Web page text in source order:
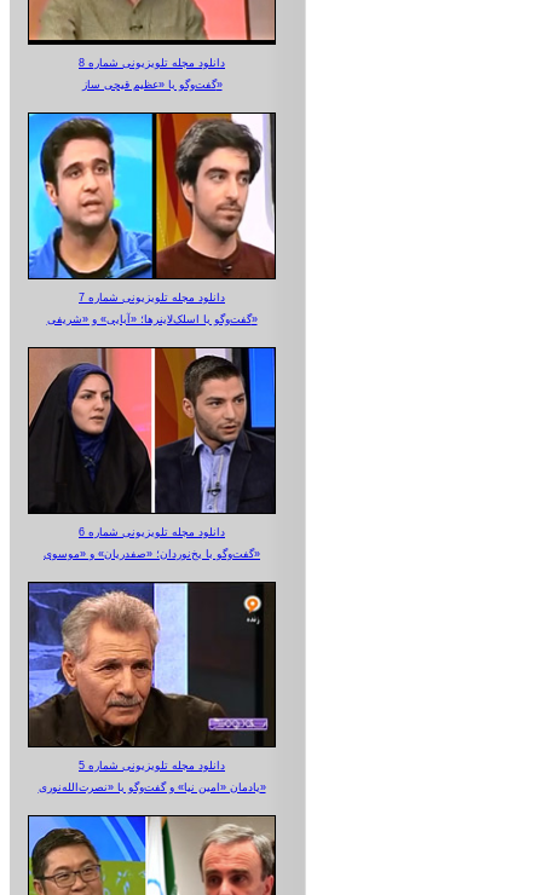
دانلود مجله تلویزیونی شماره 8
گفت‌وگو با «عظیم قیچی ساز»
دانلود مجله تلویزیونی شماره 7
گفت‌وگو با اسلک‌لاینرها؛ «آبایی» و «شریفی»
دانلود مجله تلویزیونی شماره 6
گفت‌وگو با یخ‌نوردان؛ «صفدریان» و «موسوی»
دانلود مجله تلویزیونی شماره 5
یادمان «امین نیا» و گفت‌وگو با «نصرت‌الله‌نوری»